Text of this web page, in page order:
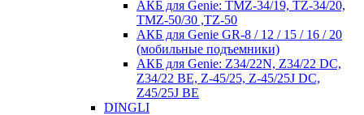
АКБ для Genie: TMZ-34/19, TZ-34/20,
TMZ-50/30 ,TZ-50
АКБ для Genie GR-8 / 12 / 15 / 16 / 20
(мобильные подъемники)
АКБ для Genie: Z34/22N, Z34/22 DC,
Z34/22 BE, Z-45/25, Z-45/25J DC,
Z45/25J BE
DINGLI